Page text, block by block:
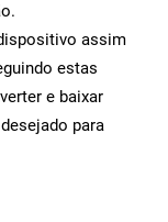
assim
estas
e baixar
para